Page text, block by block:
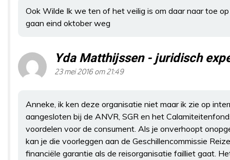
Ook Wilde Ik we ten of het veilig is om daar naar toe
gaan eind oktober weg
Yda Matthijssen - juridisch
23 mei 2016 om 21:49
Anneke, ik ken deze organisatie niet maar ik zie op
aangesloten bij de ANVR, SGR en het
voordelen voor de consument. Als je onverhoopt
kan je die voorleggen aan de Geschillencommissie
financiële garantie als de reisorganisatie failliet gaat.